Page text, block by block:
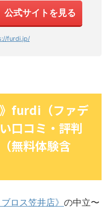
公式サイトを見る
furdi.jp/
》furdi（ファデ
口コミ・評判
無料体験含
ロス笠井店》 の中立〜